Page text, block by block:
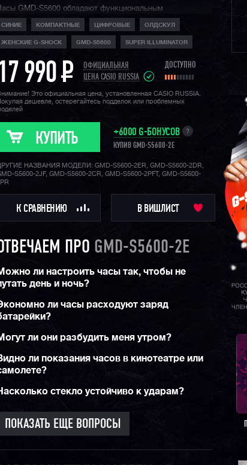
GMD-S5600 обладают функциональным
и таймером, которые можно использовать
в своих интервальных тренировках, а также ежечасным
и многофункциональными уведомлениями
которые могут помочь вам не засиживаться
Отметим, что силуэт корпусаG-Shock 5600
давно стал
в мире наручных часов. Помимо фешн
не стоит забывать про водозащиту в 200
и легендарную джишоковую выносливость и
данной модели!
Напомним, что G-SHOCK SMALL SERIES, к которой
и данная модель — это серия унисексовых и
джишоков, имеющих уменьшенный размер
в отличие от остальных моделей G-SHOCK, что
им оптимально выглядеть на небольших
СИНИЕ КОМПАКТНЫЕ ЦИФРОВЫЕ ОЛДСКУЛ
ЖЕНСКИЕ G-SHOCK GMD-S5600 SUPER ILLUMINATOR
990P
ОФИЦИАЛЬНАЯ
ЦЕНА CASIO RUSSIA
ДОСТУПНО
Это официальная цена, установленная CASIO RUSSIA.
дешевле, остерегайтесь подделок или проблемных
КУПИТЬ +6000 G-БОНУСОВ
КУПИВ GMD-S5600-2E
?
НАЗВАНИЯ МОДЕЛИ: GMD-S5600-2ER, GMD-S5600-2DR,
S5600-2JF, GMD-S5600-2CR, GMD-S5600-2PFT, GMD-S5600-
К СРАВНЕНИЮ В ВИШЛИСТ
ПРО GMD-S5600-2E
ли настроить часы так, чтобы не
день и ночь?
ли часы расходуют заряд
ли они разбудить меня утром?
ли показания часов в кинотеатре или
стекло устойчиво к ударам?
ПОКАЗАТЬ ЕЩЕ ВОПРОСЫ